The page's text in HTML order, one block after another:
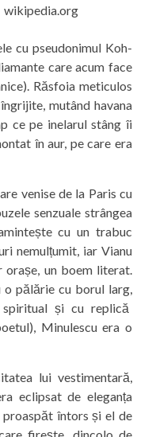
wikipedia.org
cu pseudonimul Koh-
care acum face
Răsfoia meticulos
mutând havana
ce pe inelarul stâng îi
în aur, pe care era
venise de la Paris cu
senzuale strângea
cu un trabuc
nemulțumit, iar Vianu
orașe, un boem literat.
o pălărie cu borul larg,
și cu replică
Minulescu era o
lui vestimentară,
eclipsat de eleganța
întors și el de